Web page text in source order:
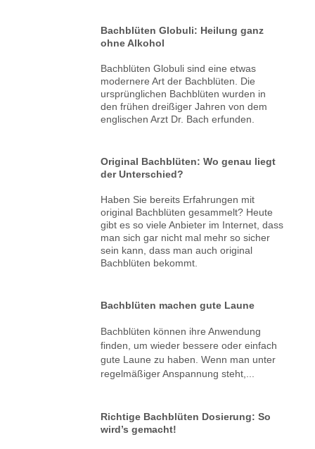
Bachblüten Globuli: Heilung ganz
ohne Alkohol
Bachblüten Globuli sind eine etwas
modernere Art der Bachblüten. Die
ursprünglichen Bachblüten wurden in
den frühen dreißiger Jahren von dem
englischen Arzt Dr. Bach erfunden.
Original Bachblüten: Wo genau liegt
der Unterschied?
Haben Sie bereits Erfahrungen mit
original Bachblüten gesammelt? Heute
gibt es so viele Anbieter im Internet, dass
man sich gar nicht mal mehr so sicher
sein kann, dass man auch original
Bachblüten bekommt.
Bachblüten machen gute Laune
Bachblüten können ihre Anwendung
finden, um wieder bessere oder einfach
gute Laune zu haben. Wenn man unter
regelmäßiger Anspannung steht,...
Richtige Bachblüten Dosierung: So
wird’s gemacht!